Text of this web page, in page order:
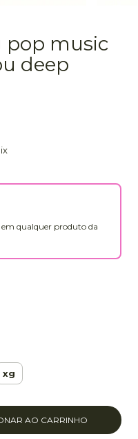
pop music
deep
qualquer produto da
xg